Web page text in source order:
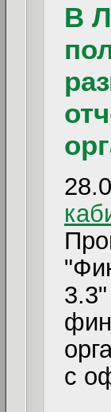
В
с